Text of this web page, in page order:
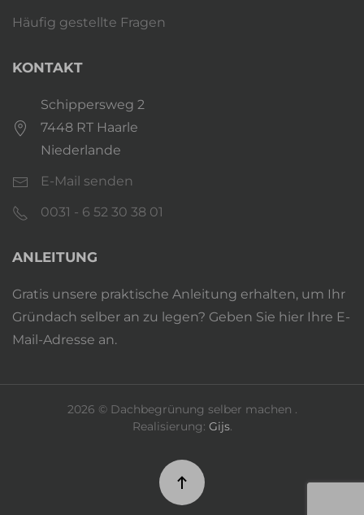
Häufig gestellte Fragen
KONTAKT
Schippersweg 2
7448 RT Haarle
Niederlande
E-Mail senden
0031 - 6 52 30 38 01
ANLEITUNG
Gratis unsere praktische Anleitung erhalten, um Ihr
Gründach selber an zu legen? Geben Sie hier Ihre E-
Mail-Adresse an.
2026 © Dachbegrünung selber machen .
Realisierung: Gijs.